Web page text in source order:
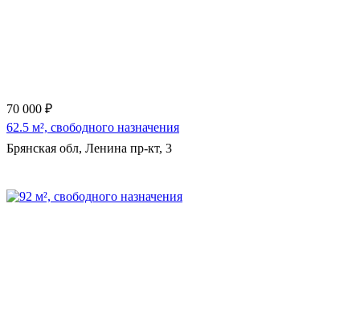
70 000 ₽
62.5 м², свободного назначения
Брянская обл, Ленина пр-кт, 3